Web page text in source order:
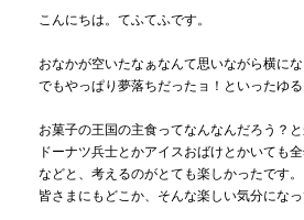
こんにちは。てふてふです。
おなかが空いたなぁなんて思いながら横に
でもやっぱり夢落ちだったョ！といったゆ
お菓子の王国の主食ってなんなんだろう？と
ドーナツ兵士とかアイスおばけとかいても
などと、考えるのがとても楽しかったです。
皆さまにもどこか、そんな楽しい気分にな